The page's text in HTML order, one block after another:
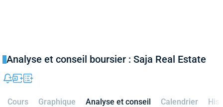
Analyse et conseil boursier : Saja Real Estate
Cours Graphique Analyse et conseil Calendrier